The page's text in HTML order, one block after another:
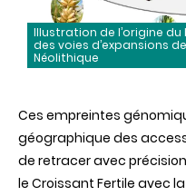
Illustration de l’origine
des voies d’expansions
Néolithique
Ces empreintes
géographique des
de retracer avec
le Croissant Fertile avec